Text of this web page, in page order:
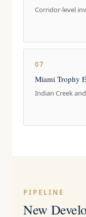
Corridor-level
07
Miami Trophy
Indian Creek
PIPELINE
New